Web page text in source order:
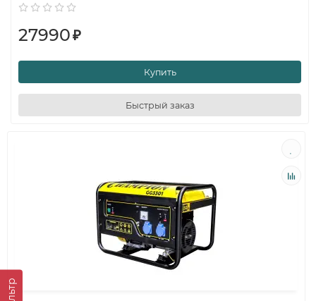
27990₽
Купить
Быстрый заказ